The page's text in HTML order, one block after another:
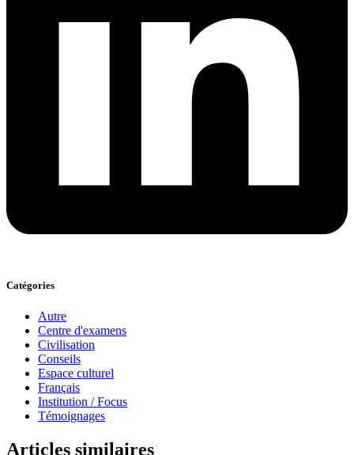
Catégories
Autre
Centre d'examens
Civilisation
Conseils
Espace culturel
Français
Institution / Focus
Témoignages
Articles similaires